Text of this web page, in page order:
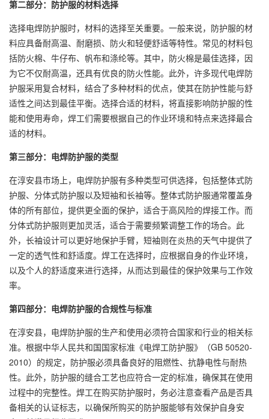
第二部分：防护服的材料选择
选择电焊防护服时，材料的选择至关重要。一般来说，防护服的材
料应具备耐高温、耐磨损、防火和轻便舒适等特性。常见的材料包
括防火棉、牛仔布、帆布和涤纶等。其中，防火棉是最佳选择，因
为它不仅耐高温，还具有优良的防火性能。此外，许多现代电焊防
护服采用复合材料，结合了多种材料的优点，使其在防护性能与舒
适性之间达到最佳平衡。选择合适的材料，将直接影响防护服的性
能和使用寿命，焊工们需要根据自己的作业环境和特点来选择最合
适的材料。
第三部分：电焊防护服的类型
在淳安县市场上，电焊防护服有多种类型可供选择，包括整体式防
护服、分体式防护服以及短袖和长袖等。整体式防护服通常覆盖身
体的所有部位，提供更全面的保护，适合于高风险的焊接工作。而
分体式防护服则更加灵活，适合于需要频繁调整工作的场合。此
外，长袖设计可以更好地保护手臂，短袖则在炎热的天气中提供了
一定的透气性和舒适度。焊工在选择时，应根据自身的作业环境，
以及个人的舒适度来进行选择，从而达到最佳的保护效果与工作效
率。
第四部分：电焊防护服的合规性与标准
在淳安县，电焊防护服的生产和使用必须符合国家和行业的相关标
准。根据中华人民共和国国家标准《电焊工防护服》（GB 50520-
2010）的规定，防护服必须具备良好的阻燃性、抗静电性与耐热
性。此外，防护服的缝合工艺也应符合一定的标准，确保其在使用
过程中的完整性。焊工在购买防护服时，务必注意查看产品是否具
备相关的认证标志，以确保所购买的防护服能够有效保护自身安